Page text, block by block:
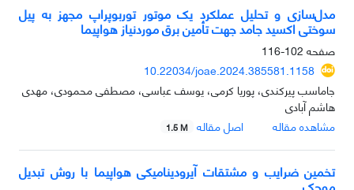
مدل‌سازی و تحلیل عملکرد یک موتور توربوپراپ مجهز به پیل
سوختی اکسید جامد جهت تأمین برق موردنیاز هواپیما
صفحه 102-116
10.22034/joae.2024.385581.1158
جاماسب پیرکندی، پوریا کرمی، یوسف عباسی، مصطفی محمودی، مهدی
هاشم آبادی
مشاهده مقاله
اصل مقاله 1.5 M
تخمین ضرایب و مشتقات آیرودینامیکی هواپیما با روش تبدیل
موجک